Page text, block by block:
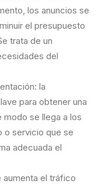
los anuncios se
el presupuesto
trata de un
del
la
para obtener una
se llega a los
o servicio que se
adecuada el
aumenta el tráfico